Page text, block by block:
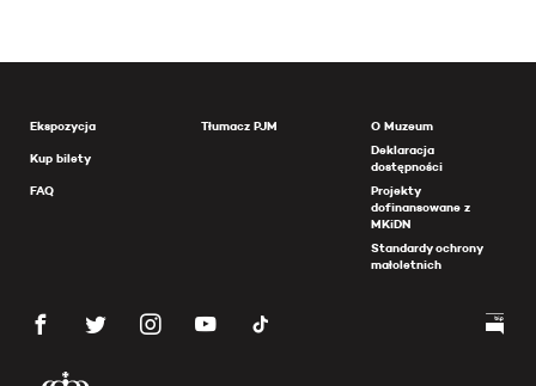
Ekspozycja
Kup bilety
FAQ
Tłumacz PJM
O Muzeum
Deklaracja
dostępności
Projekty
dofinansowane z
MKiDN
Standardy ochrony
małoletnich